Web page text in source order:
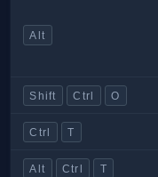
Alt
Shift Ctrl O
Ctrl T
Alt Ctrl T